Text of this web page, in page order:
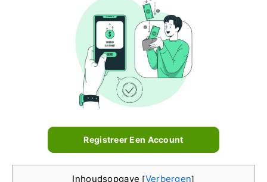
Registreer Een Account
Inhoudsopgave [Verbergen]